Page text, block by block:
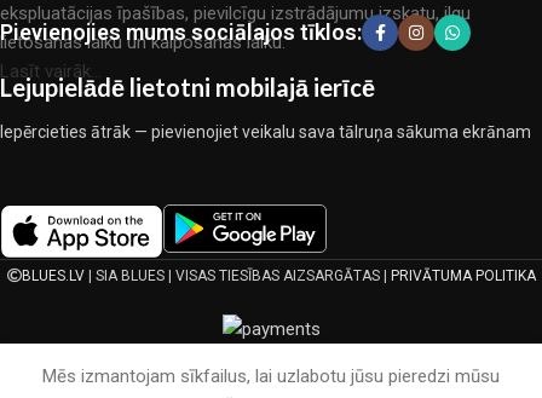
ekspluatācijas īpašības, pievilcīgu izstrādājumu izskatu, ilgu
lietošanas laiku un kalpošanas laiku.
Lasīt vairāk...
Pievienojies mums sociālajos tīklos:
Lejupielādē lietotni mobilajā ierīcē
Iepērcieties ātrāk — pievienojiet veikalu sava tālruņa sākuma ekrānam
BLUES.LV| SIA BLUES | VISAS TIESĪBAS AIZSARGĀTAS | PRIVĀTUMA POLITIKA
Mēs izmantojam sīkfailus, lai uzlabotu jūsu pieredzi mūsu